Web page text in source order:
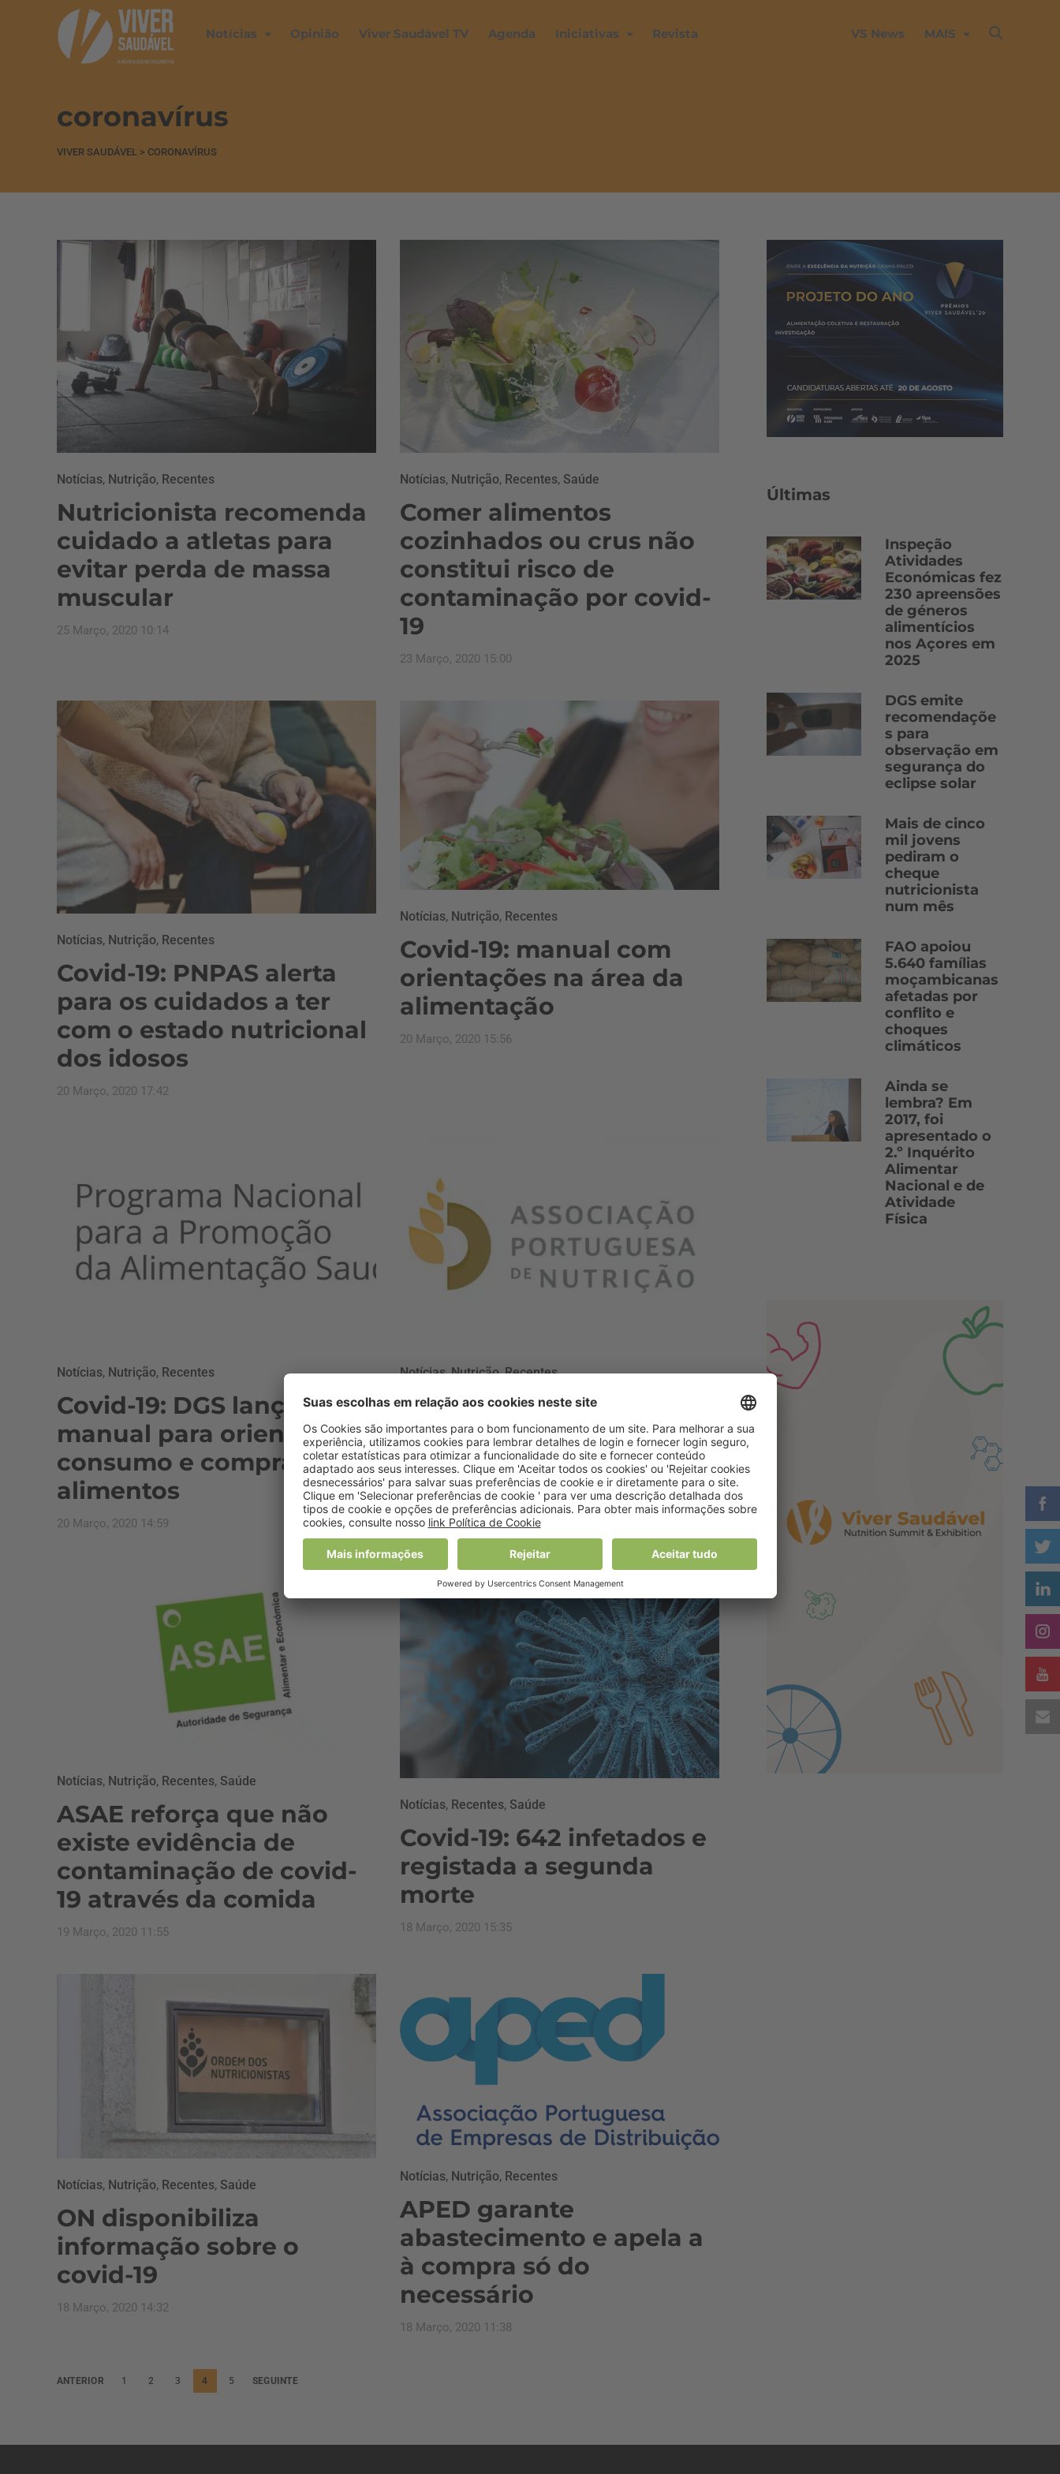
Notícias Opinião Viver Saudável TV Agenda Iniciativas Revista VS News MAIS
coronavírus
VIVER SAUDÁVEL > CORONAVÍRUS
Notícias, Nutrição, Recentes
Nutricionista recomenda
cuidado a atletas para
evitar perda de massa
muscular
25 Março, 2020 10:14
Notícias, Nutrição, Recentes, Saúde
Comer alimentos
cozinhados ou crus não
constitui risco de
contaminação por covid-
19
23 Março, 2020 15:00
Notícias, Nutrição, Recentes
Covid-19: PNPAS alerta
para os cuidados a ter
com o estado nutricional
dos idosos
20 Março, 2020 17:42
Notícias, Nutrição, Recentes
Covid-19: manual com
orientações na área da
alimentação
20 Março, 2020 15:56
Notícias, Nutrição, Recentes
Covid-19: DGS lança
manual para orientar
consumo e compra de
alimentos
20 Março, 2020 14:59
Notícias,Nutrição,Recentes
APN partilha
recomendações para
uma alimentação em
segurança
20 Março, 2020 10:32
Notícias, Nutrição, Recentes, Saúde
ASAE reforça que não
existe evidência de
contaminação de covid-
19 através da comida
19 Março, 2020 11:55
Notícias, Recentes, Saúde
Covid-19: 642 infetados e
registada a segunda
morte
18 Março, 2020 15:35
Notícias, Nutrição, Recentes, Saúde
ON disponibiliza
informação sobre o
covid-19
18 Março, 2020 14:32
Notícias, Nutrição, Recentes
APED garante
abastecimento e apela a
à compra só do
necessário
18 Março, 2020 11:38
P
ANTERIOR 1 2 3 4 5 SEGUINTE
Últimas
Inspeção
Atividades
Económicas fez
230 apreensões
de géneros
alimentícios
nos Açores em
2025
DGS emite
recomendaçõe
s para
observação em
segurança do
eclipse solar
Mais de cinco
mil jovens
pediram o
cheque
nutricionista
num mês
FAO apoiou
5.640 famílias
moçambicanas
afetadas por
conflito e
choques
climáticos
Ainda se
lembra? Em
2017, foi
apresentado o
2.º Inquérito
Alimentar
Nacional e de
Atividade
Física